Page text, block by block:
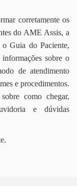
corretamente os
do AME Assis, a
Guia do Paciente,
sobre o
de atendimento
e procedimentos.
como chegar,
e dúvidas